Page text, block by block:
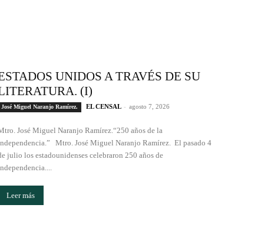
UNIDOS A TRAVÉS DE SU
(I)
José Miguel Naranjo Ramírez. EL CENSAL - agosto 7, 2026
José Miguel Naranjo Ramírez.“250 años de la
Mtro. José Miguel Naranjo Ramírez. El pasado 4
julio los estadounidenses celebraron 250 años de
Leer más